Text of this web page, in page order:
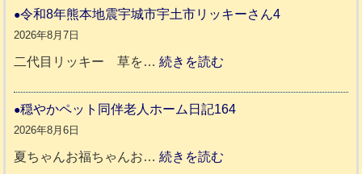
和
年
本
令和8年熊本地震宇城市宇土市リッキーさん4
2026年8月7日
二代目リッキー 草を…続きを読む
和
穏やかペット同伴老人ホーム日記164
2026年8月6日
夏ちゃんお福ちゃんお…続きを読む